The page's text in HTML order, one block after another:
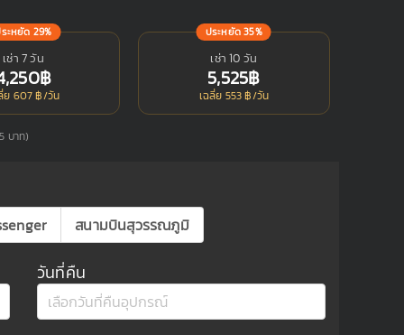
ะหยัด 29%
เช่า 7 วัน
฿
ย 607 ฿/วัน
ประหยัด 35%
เช่า 10 วัน
5,525฿
เฉลี่ย 553 ฿/วัน
บาท)
สนามบินสุวรรณภูมิ
วันที่คืน